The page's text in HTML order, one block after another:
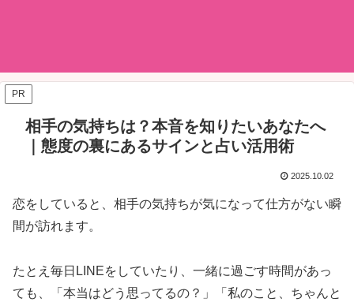
PR
相手の気持ちは？本音を知りたいあなたへ
｜態度の裏にあるサインと占い活用術
2025.10.02
恋をしていると、相手の気持ちが気になって仕方がない瞬
間が訪れます。
たとえ毎日LINEをしていたり、一緒に過ごす時間があっ
ても、「本当はどう思ってるの？」「私のこと、ちゃんと